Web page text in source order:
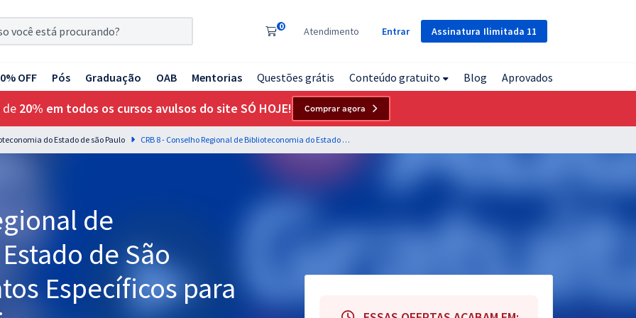
Assinatura Ilimitada 11
0 Atendimento Entrar
OFF Pós Graduação OAB Mentorias Questões grátis Conteúdo gratuito Blog Aprovados
de 20% em todos os cursos avulsos do site SÓ HOJE! Comprar agora
do Estado de são Paulo CRB 8 - Conselho Regional de Biblioteconomia do Estado de São Paulo - Conhecimentos Específicos para Técnico Administrativo
de
de São
Específicos para